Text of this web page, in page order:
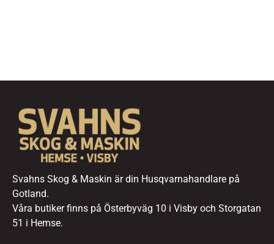
Svahns Skog & Maskin är din Husqvarnahandlare på
Gotland.
Våra butiker finns på Österbyväg 10 i Visby och Storgatan
51 i Hemse.